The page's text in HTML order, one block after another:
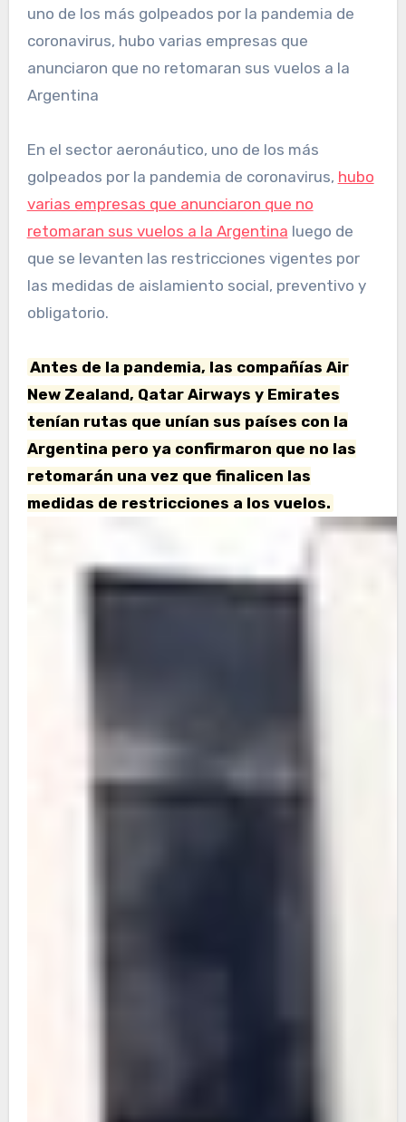
uno de los más golpeados por la pandemia de
coronavirus, hubo varias empresas que
anunciaron que no retomaran sus vuelos a la
Argentina
En el sector aeronáutico, uno de los más
golpeados por la pandemia de coronavirus, hubo
varias empresas que anunciaron que no
retomaran sus vuelos a la Argentina luego de
que se levanten las restricciones vigentes por
las medidas de aislamiento social, preventivo y
obligatorio.
Antes de la pandemia, las compañías Air
New Zealand, Qatar Airways y Emirates
tenían rutas que unían sus países con la
Argentina pero ya confirmaron que no las
retomarán una vez que finalicen las
medidas de restricciones a los vuelos.